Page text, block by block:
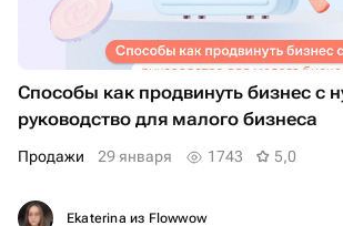
Способы как продвинуть бизнес с
руководство для малого бизнеса
продажи 29 января 1743 5,0
Ekaterina из Flowwow